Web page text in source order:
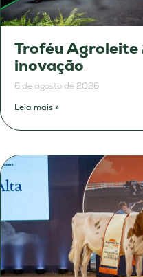
Troféu
inovação
6 de agosto de 2026
Leia mais »